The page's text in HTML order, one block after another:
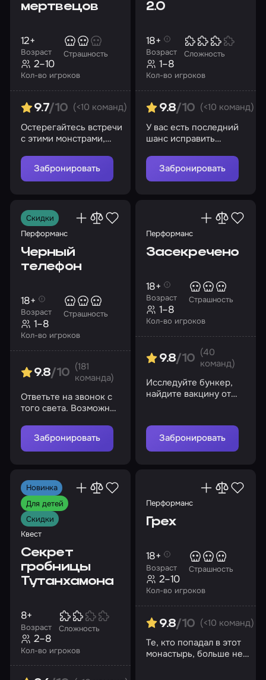
мертвецов
Возраст
12+
Страшность
Кол-во игроков
2–10
9.7/10 (<10 команд)
Остерегайтесь встречи
с этими монстрами,
вам шанса выбраться
отсюда…
Забронировать
2.0
Возраст
18+
Сложность
Кол-во игроков
1–8
9.8/10 (<10 команд)
У вас есть последний
шанс исправить
безумного ученого
Забронировать
Скидки
Перформанс
Черный
телефон
Возраст
18+
Страшность
Кол-во игроков
1–8
9.8/10
(181
команда)
Ответьте на звонок с
того света. Возможно,
шанс сбежать из лап
маньяка
Забронировать
Перформанс
Засекречено
Возраст
18+
Страшность
Кол-во игроков
1–8
9.8/10
(40
команд)
Исследуйте бункер,
найдите вакцину от
Забронировать
Новинка
Для детей
Скидки
Квест
Секрет
гробницы
Тутанхамона
Возраст
8+
Сложность
Кол-во игроков
2–8
Перформанс
Грех
Возраст
18+
Страшность
Кол-во игроков
2–10
9.8/10 (<10 команд)
Те, кто попадал в этот
монастырь, больше не